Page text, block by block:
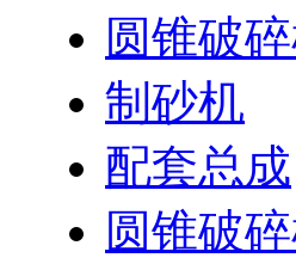
圆锥破
制砂机
配套总成
圆锥破